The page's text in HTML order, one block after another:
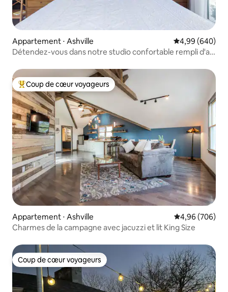
Appartement ⋅ Ashville Évaluation
4,99 (640)
Détendez-vous dans notre studio confortable rempli d'art
Coups de cœur voyageurs les plus appréciés
Coup de cœur voyageurs
Appartement ⋅ Ashville Évaluation
4,96 (706)
Charmes de la campagne avec jacuzzi et lit King Size
Coup de cœur voyageurs
Coup de cœur voyageurs